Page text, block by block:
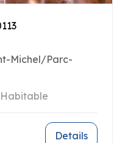
Michel/Parc-
Habitable
Details